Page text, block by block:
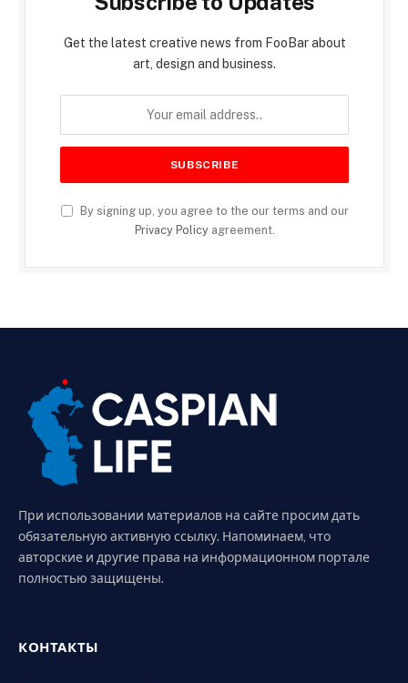
Get the latest creative news from FooBar about
art, design and business.
By signing up, you agree to the our terms and our
Privacy Policyagreement.
При использовании материалов на сайте просим дать
обязательную активную ссылку. Напоминаем, что
авторские и другие права на информационном портале
полностью защищены.
КОНТАКТЫ